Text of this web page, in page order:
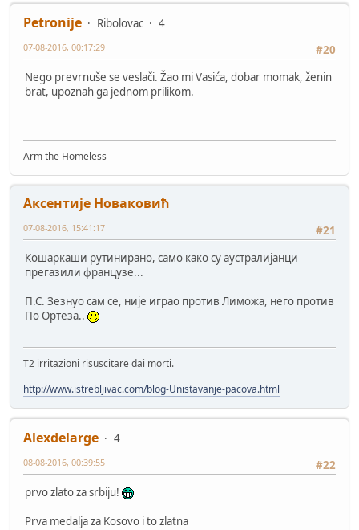
Petronije Ribolovac
4
#20
07-08-2016, 00:17:29
Nego prevrnuše se veslači. Žao mi Vasića, dobar momak, ženin
brat, upoznah ga jednom prilikom.
Arm the Homeless
Аксентије Новаковић
#21
07-08-2016, 15:41:17
Кошаркаши рутинирано, само како су аустралијанци
прегазили французе...
П.С. Зезнуо сам се, није играо против Лиможа, него против
По Ортеза..
T2 irritazioni risuscitare dai morti.
http://www.istrebljivac.com/blog-Unistavanje-pacova.html
Alexdelarge
4
#22
08-08-2016, 00:39:55
prvo zlato za srbiju!
Prva medalja za Kosovo i to zlatna